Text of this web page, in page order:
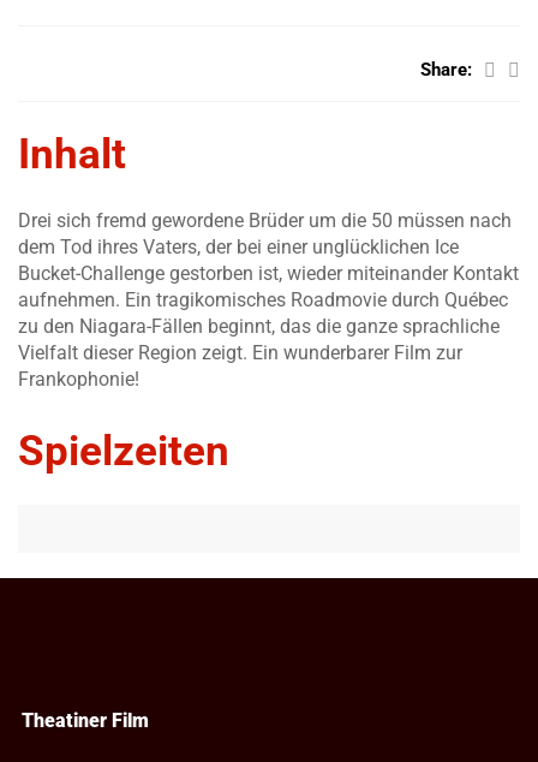
Share:
Inhalt
Drei sich fremd gewordene Brüder um die 50 müssen nach
dem Tod ihres Vaters, der bei einer unglücklichen Ice
Bucket-Challenge gestorben ist, wieder miteinander Kontakt
aufnehmen. Ein tragikomisches Roadmovie durch Québec
zu den Niagara-Fällen beginnt, das die ganze sprachliche
Vielfalt dieser Region zeigt. Ein wunderbarer Film zur
Frankophonie!
Spielzeiten
Theatiner Film